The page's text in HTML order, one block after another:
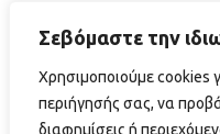
Σεβόμαστε την
Χρησιμοποιούμε cookies
περιήγησής σας, να
διαφημίσεις ή